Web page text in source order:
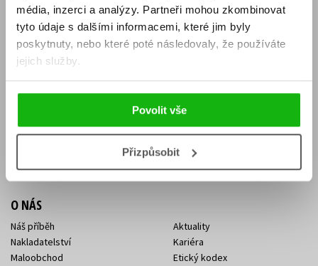
média, inzerci a analýzy. Partneři mohou zkombinovat
tyto údaje s dalšími informacemi, které jim byly
poskytnuty, nebo které poté následovaly, že používáte
jejich služby.
Povolit vše
Přizpůsobit
Aktuality
Naši autoři
Obchodní podmínky
Jak nakoupit
Knižní novinky
Dárkové poukazy
Affiliate program
KONTAKTY
Sídlo společnosti
Kontakty Albatros Media
O NÁS
Náš příběh
Nakladatelství
Maloobchod
Aktuality
Kariéra
Etický kodex